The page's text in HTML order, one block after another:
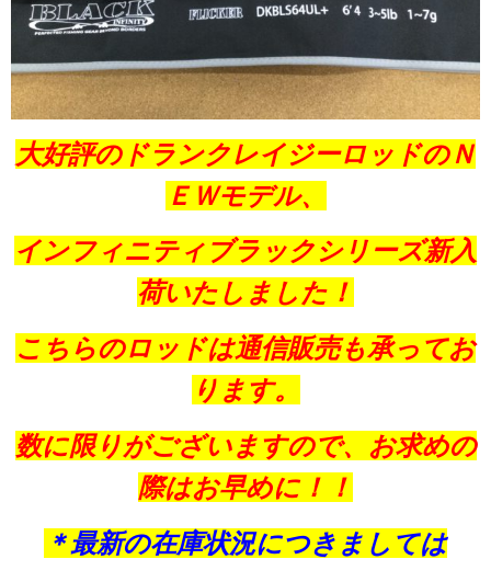
大好評のドランクレイジーロッドのＮ
ＥＷモデル、
インフィニティブラックシリーズ新入
荷いたしました！
こちらのロッドは通信販売も承ってお
ります。
数に限りがございますので、お求めの
際はお早めに！！
＊最新の在庫状況につきましては